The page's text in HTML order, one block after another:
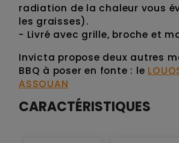
radiation de la chaleur vous
les graisses).
- Livré avec grille, broche et
Invicta propose deux autres
BBQ à poser en fonte : le
ASSOUAN
CARACTÉRISTIQUES